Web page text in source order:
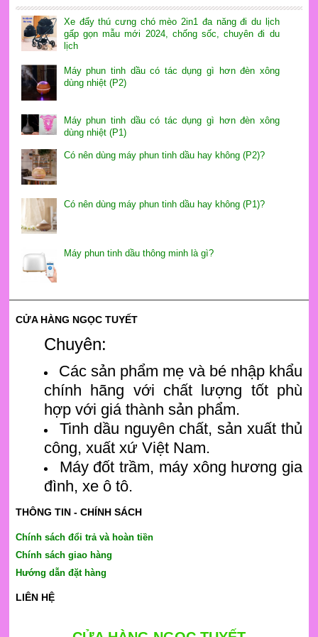
Xe đẩy thú cưng chó mèo 2in1 đa năng đi du lịch
gấp gọn mẫu mới 2024, chống sốc, chuyên đi du
lịch
Máy phun tinh dầu có tác dụng gì hơn đèn xông
dùng nhiệt (P2)
Máy phun tinh dầu có tác dụng gì hơn đèn xông
dùng nhiệt (P1)
Có nên dùng máy phun tinh dầu hay không (P2)?
Có nên dùng máy phun tinh dầu hay không (P1)?
Máy phun tinh dầu thông minh là gì?
CỬA HÀNG NGỌC TUYẾT
Chuyên:
Các sản phẩm mẹ và bé nhập khẩu
chính hãng với chất lượng tốt phù
hợp với giá thành sản phẩm.
Tinh dầu nguyên chất, sản xuất thủ
công, xuất xứ Việt Nam.
Máy đốt trầm, máy xông hương gia
đình, xe ô tô.
THÔNG TIN - CHÍNH SÁCH
Chính sách đổi trả và hoàn tiền
Chính sách giao hàng
Hướng dẫn đặt hàng
LIÊN HỆ